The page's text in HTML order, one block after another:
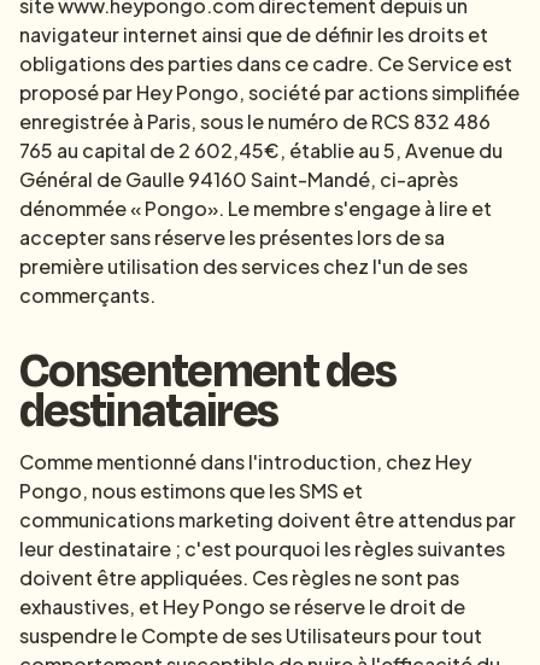
site www.heypongo.com directement depuis un
navigateur internet ainsi que de définir les droits et
obligations des parties dans ce cadre. Ce Service est
proposé par Hey Pongo, société par actions simplifiée
enregistrée à Paris, sous le numéro de RCS 832 486
765 au capital de 2 602,45€, établie au 5, Avenue du
Général de Gaulle 94160 Saint-Mandé, ci-après
dénommée « Pongo». Le membre s'engage à lire et
accepter sans réserve les présentes lors de sa
première utilisation des services chez l'un de ses
commerçants.
Consentement des
destinataires
Comme mentionné dans l'introduction, chez Hey
Pongo, nous estimons que les SMS et
communications marketing doivent être attendus par
leur destinataire ; c'est pourquoi les règles suivantes
doivent être appliquées. Ces règles ne sont pas
exhaustives, et Hey Pongo se réserve le droit de
suspendre le Compte de ses Utilisateurs pour tout